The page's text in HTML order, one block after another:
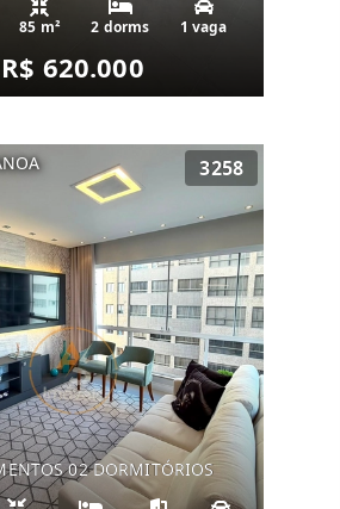
85 m² 2 dorms 1 vaga
R$ 620.000
3258
02 DORMITÓRIOS